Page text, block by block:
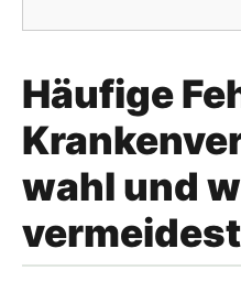
Häufige
wahl und
vermeidest